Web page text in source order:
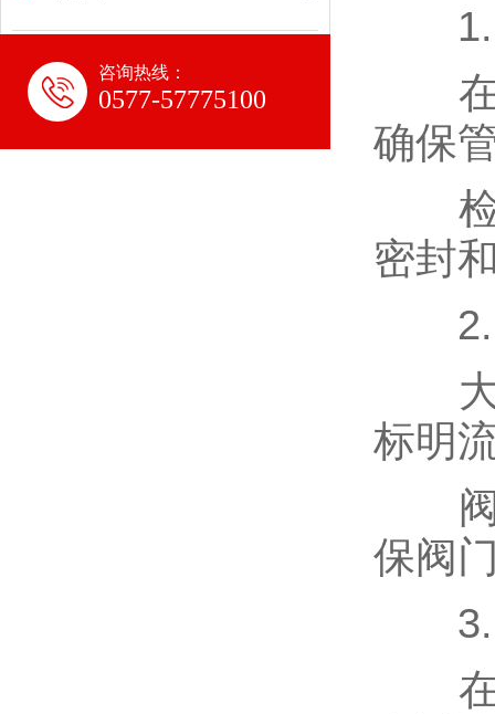
水力控制阀
咨询热线：
0577-57775100
1.
在
确保
检
密封
2.
大
标明
阀
保阀
3.
在